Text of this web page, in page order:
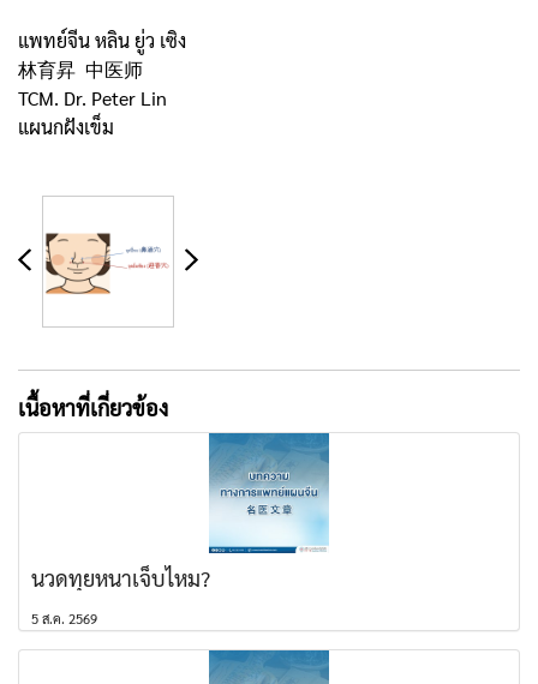
แพทย์จีน หลิน ยู่ว เซิง
林育昇 中医师
TCM. Dr. Peter Lin
แผนกฝังเข็ม
เนื้อหาที่เกี่ยวข้อง
นวดทุยหนาเจ็บไหม?
5 ส.ค. 2569